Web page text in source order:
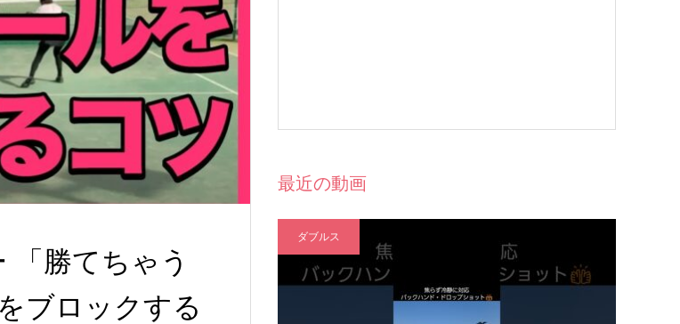
「勝てちゃう
ブロックする
最近の動画
ダブルス